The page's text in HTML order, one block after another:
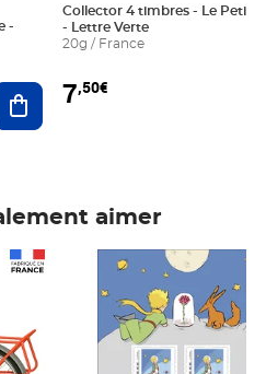
Ajouter au panier
Collector 4 timbres - Le Petit
- Lettre Verte
20g / France
7,50€
aimer
Prix 7,50€